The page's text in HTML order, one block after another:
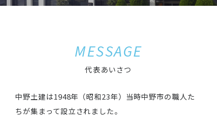
代表あいさつ
MESSAGE
中野土建は1948年（昭和23年）当時中野市の職人た
ちが集まって設立されました。